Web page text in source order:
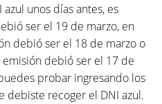
unos días antes, es
ser el 19 de marzo, en
debió ser el 18 de marzo o
debió ser el 17 de
probar ingresando los
debiste recoger el DNI azul.